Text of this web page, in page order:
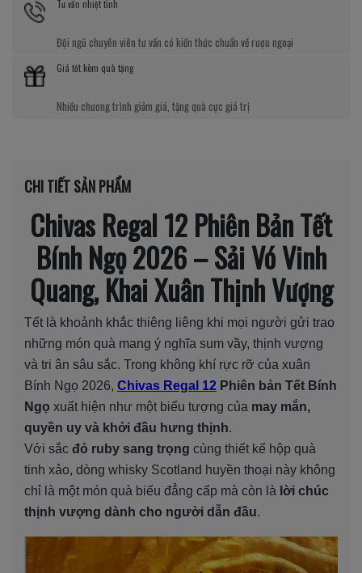
Tư vấn nhiệt tình
Đội ngũ chuyên viên tư vấn có kiến thức chuẩn về rượu ngoại
Giá tốt kèm quà tặng
Nhiều chương trình giảm giá, tặng quà cực giá trị
CHI TIẾT SẢN PHẨM
Chivas Regal 12 Phiên Bản Tết
Bính Ngọ 2026 – Sải Vó Vinh
Quang, Khai Xuân Thịnh Vượng
Tết là khoảnh khắc thiêng liêng khi mọi người gửi trao
những món quà mang ý nghĩa sum vầy, thịnh vượng
và tri ân sâu sắc. Trong không khí rực rỡ của xuân
Bính Ngọ 2026, Chivas Regal 12 Phiên bản Tết Bính
Ngọ xuất hiện như một biểu tượng của may mắn,
quyền uy và khởi đầu hưng thịnh.
Với sắc đỏ ruby sang trọng cùng thiết kế hộp quà
tinh xảo, dòng whisky Scotland huyền thoại này không
chỉ là một món quà biếu đẳng cấp mà còn là lời chúc
thịnh vượng dành cho người dẫn đầu.